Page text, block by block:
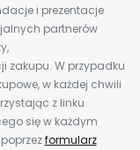
i prezentacje
partnerów
zakupu. W przypadku
w każdej chwili
z linku
się w każdym
formularz